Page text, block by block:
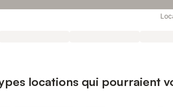
locations qui pourraient